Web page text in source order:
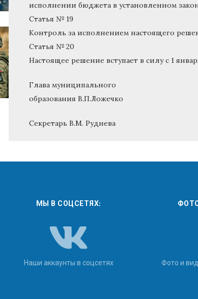
исполнении бюджета в установленном
Статья № 19
Контроль за исполнением настоящего
Статья № 20
Настоящее решение вступает в силу с 1
Глава муниципального
образования В.П.Ложечко
Секретарь В.М. Руднева
МЫ В СОЦСЕТЯХ:
Наши аккаунты в соцсетях Фото и